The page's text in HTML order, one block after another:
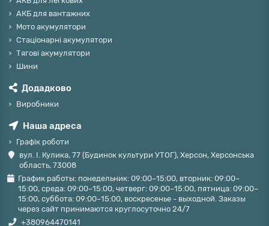
АКБ для вантажних
Мото акумулятори
Стаціонарні акумулятори
Тягові акумулятори
Шини
Додадково
Виробники
Наша адреса
Графік роботи
вул. І. Кулика, 77 (Будинок культури УТОГ), Херсон, Херсонська
область, 73008
График работы: понедельник: 09:00–15:00, вторник: 09:00–
15:00, среда: 09:00–15:00, четверг: 09:00–15:00, пятница: 09:00–
15:00, суббота: 09:00–15:00, воскресенье - выходной. Заказы
через сайт принимаются круглосуточно 24/7
+380964470141